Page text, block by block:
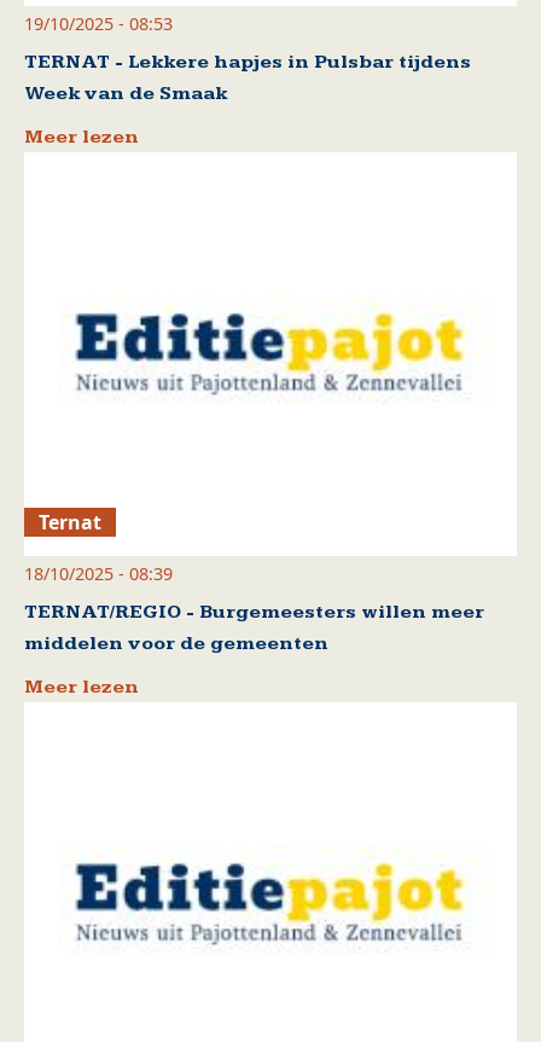
19/10/2025 - 08:53
TERNAT - Lekkere hapjes in Pulsbar tijdens
Week van de Smaak
Meer lezen
Ternat
18/10/2025 - 08:39
TERNAT/REGIO - Burgemeesters willen meer
middelen voor de gemeenten
Meer lezen